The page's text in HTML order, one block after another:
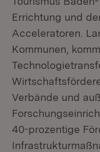
Errichtung und
Acceleratoren.
Kommunen,
Verbände und
40-prozentige